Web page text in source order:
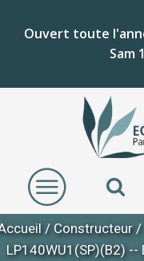
Ouvert toute
Sam
/ Constructeur /
LP140WU1(SP)(B2)